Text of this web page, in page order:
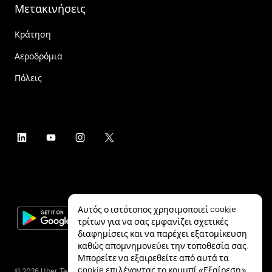
Μετακινήσεις
Κράτηση
Αεροδρόμια
Πόλεις
Αυτός ο ιστότοπος χρησιμοποιεί cookie
τρίτων για να σας εμφανίζει σχετικές
διαφημίσεις και να παρέχει εξατομίκευση
καθώς απομνημονεύει την τοποθεσία σας.
Μπορείτε να εξαιρεθείτε από αυτά τα